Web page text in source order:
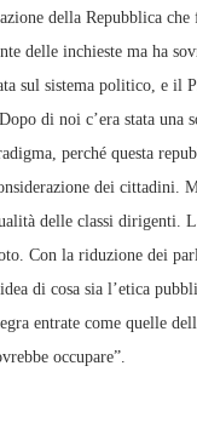
della Repubblica
delle inchieste ma ha
sul sistema politico, e il
di noi c’era stata
perché questa
dei
delle classi dirigenti.
Con la riduzione dei
di cosa sia l’etica
entrate come quelle
occupare”.